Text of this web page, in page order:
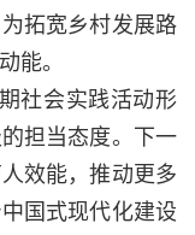
拓宽乡村发展路
能。
社会实践活动形
担当态度。下一
效能，推动更多
国式现代化建设